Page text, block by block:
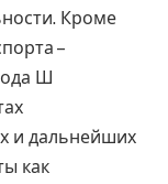
Кроме
–
Ш
и дальнейших
как